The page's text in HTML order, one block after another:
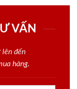
VẤN
đến
hàng.